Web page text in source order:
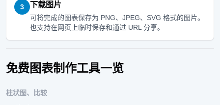
3 下载图片
可将完成的图表保存为 PNG、JPEG、SVG 格式的图片。
也支持在网页上临时保存和通过 URL 分享。
免费图表制作工具一览
柱状图、比较